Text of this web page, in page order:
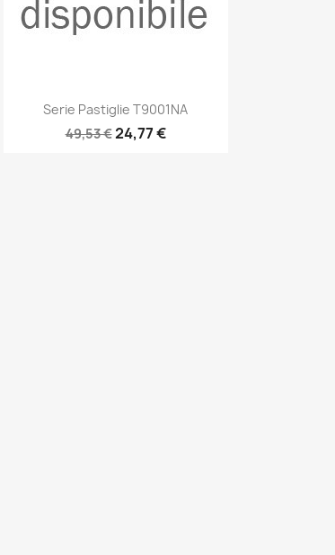
Anteprima
Serie Pastiglie T9001NA
49,53 €24,77 €